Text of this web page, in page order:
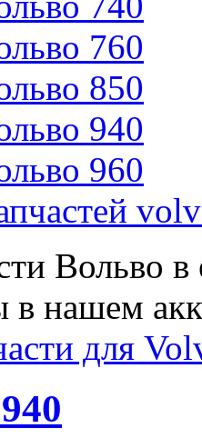
760
850
940
960
Вольво
в нашем
для